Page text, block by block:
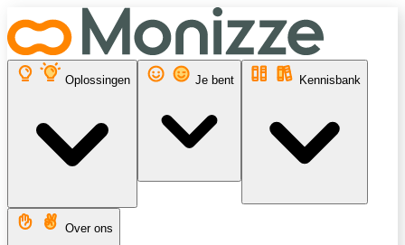
Oplossingen Je bent Kennisbank
Over ons